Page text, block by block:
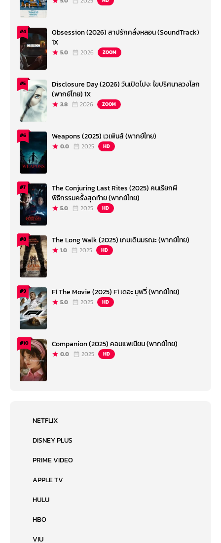
#4
Obsession (2026) สาปรักคลั่งหลอน (SoundTrack)
1X
5.0 2026 ZOOM
#5
Disclosure Day (2026) วันเปิดโปง: ไขปริศนาลวงโลก
(พากย์ไทย) 1X
3.8 2026 ZOOM
#6 Weapons (2025) เวเพินส์ (พากย์ไทย)
0.0 2025 HD
#7
The Conjuring Last Rites (2025) คนเรียกผี
พิธีกรรมครั้งสุดท้าย (พากย์ไทย)
5.0 2025 HD
#8 The Long Walk (2025) เกมเดินมรณะ (พากย์ไทย)
1.0 2025 HD
#9 F1 The Movie (2025) F1 เดอะ มูฟวี่ (พากย์ไทย)
5.0 2025 HD
#10 Companion (2025) คอมแพเนียน (พากย์ไทย)
0.0 2025 HD
NETFLIX
DISNEY PLUS
PRIME VIDEO
APPLE TV
HULU
HBO
VIU